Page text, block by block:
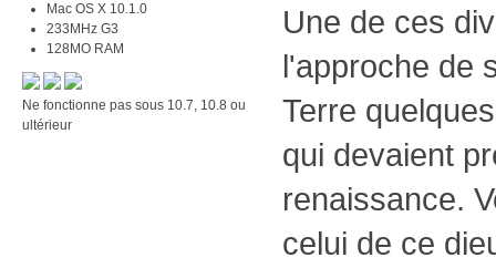
Mac OS X 10.1.0
233MHz G3
128MO RAM
Ne fonctionne pas sous 10.7, 10.8 ou
ultérieur
Une de ces
l'approche de
Terre
qui devaient
renaissance.
celui de ce